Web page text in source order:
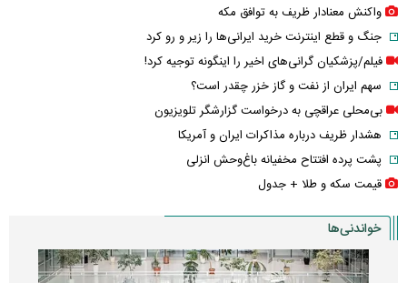
واکنش معنادار ظریف به توافق مکه
جنگ و قطع اینترنت خرید ایرانی‌ها را زیر و رو کرد
فیلم/پزشکیان گرانی‌های اخیر را اینگونه توجیه کرد!
سهم ایران از نفت و گاز خزر چقدر است؟
بی‌محلی عراقچی به درخواست گزارشگر تلویزیون
هشدار ظریف درباره مذاکرات ایران و آمریکا
پشت پرده افتتاح مخفیانه باغ‌وحش انزلی
قیمت سکه و طلا + جدول
خواندنی‌ها